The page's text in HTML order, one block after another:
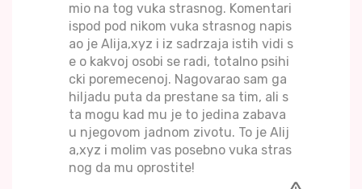
mio na tog vuka strasnog. Komentari
ispod pod nikom vuka strasnog napis
ao je Alija,xyz i iz sadrzaja istih vidi s
e o kakvoj osobi se radi, totalno psihi
cki poremecenoj. Nagovarao sam ga
hiljadu puta da prestane sa tim, ali s
ta mogu kad mu je to jedina zabava
u njegovom jadnom zivotu. To je Alij
a,xyz i molim vas posebno vuka stras
nog da mu oprostite!